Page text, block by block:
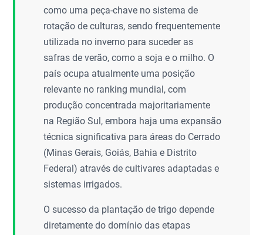
como uma peça-chave no sistema de
rotação de culturas, sendo frequentemente
utilizada no inverno para suceder as
safras de verão, como a soja e o milho. O
país ocupa atualmente uma posição
relevante no ranking mundial, com
produção concentrada majoritariamente
na Região Sul, embora haja uma expansão
técnica significativa para áreas do Cerrado
(Minas Gerais, Goiás, Bahia e Distrito
Federal) através de cultivares adaptadas e
sistemas irrigados.
O sucesso da plantação de trigo depende
diretamente do domínio das etapas